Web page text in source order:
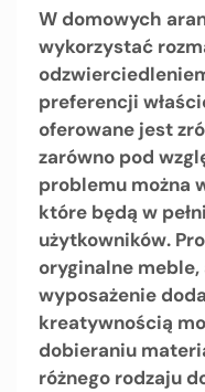
W domowych
wykorzystać
preferencji
oferowane jest
zarówno pod
problemu można
które będą w
użytkowników.
oryginalne
wyposażenie
kreatywnością
dobieraniu
różnego rodzaju